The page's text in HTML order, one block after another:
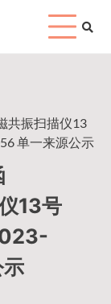
共振扫描仪13
单一来源公示
13号